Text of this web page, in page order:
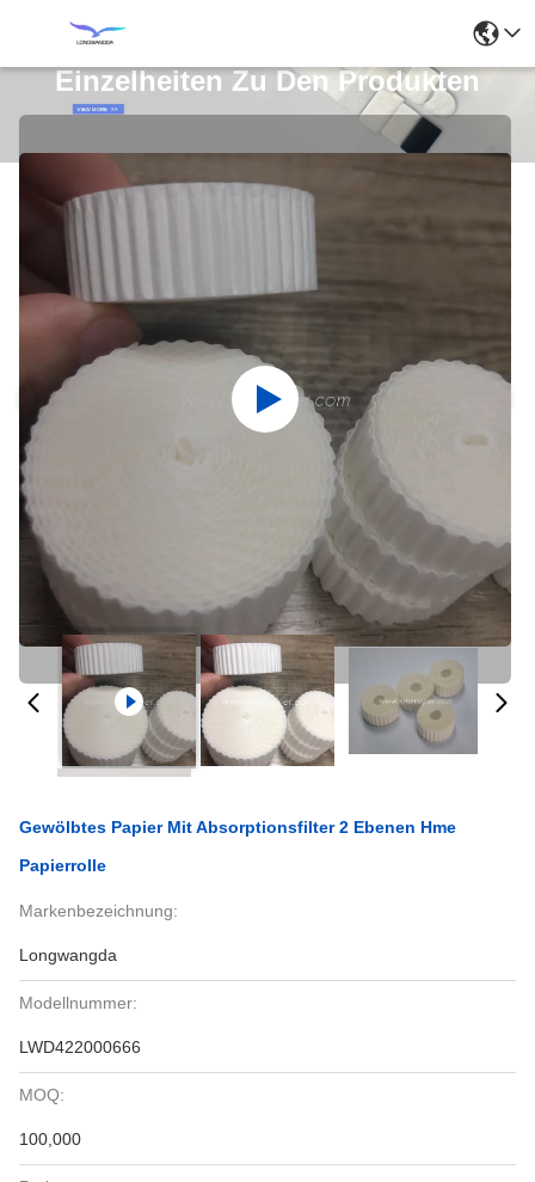
Einzelheiten Zu Den Produkten
Gewölbtes Papier Mit Absorptionsfilter 2 Ebenen Hme
Papierrolle
Markenbezeichnung:
Longwangda
Modellnummer:
LWD422000666
MOQ:
100,000